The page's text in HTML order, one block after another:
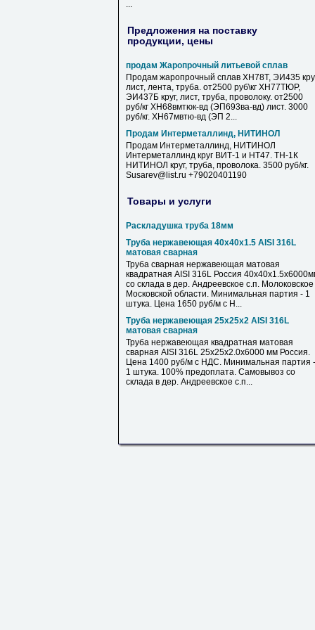
...
Предложения на поставку
продукции, цены
продам Жаропрочный литьевой сплав
Продам жаропрочный сплав ХН78Т, ЭИ435
лист, лента, труба. от2500 руб\кг ХН77ТЮР,
ЭИ437Б круг, лист, труба, проволоку. от2500
руб/кг ХН68вмтюк-вд (ЭП693ва-вд) лист. 3000
руб/кг. ХН67мвтю-вд (ЭП 2...
Продам Интерметаллинд, НИТИНОЛ
Продам Интерметаллинд, НИТИНОЛ
Интерметаллинд круг ВИТ-1 и НТ47. ТН-1К
НИТИНОЛ круг, труба, проволока. 3500 руб/кг.
Susarev@list.ru +79020401190
Товары и услуги
Раскладушка труба 18мм
Труба нержавеющая 40х40х1.5 AISI 316L
матовая сварная
Труба сварная нержавеющая матовая
квадратная AISI 316L Россия
со склада в дер. Андреевское с.п. Молоковское
Московской области. Минимальная партия - 1
штука. Цена 1650 руб/м с Н...
Труба нержавеющая 25х25х2 AISI 316L
матовая сварная
Труба нержавеющая квадратная матовая
сварная AISI 316L 25х25х2.0х6000 мм Россия.
Цена 1400 руб/м с НДС. Минимальная партия -
1 штука. 100% предоплата. Самовывоз со
склада в дер. Андреевское с.п...